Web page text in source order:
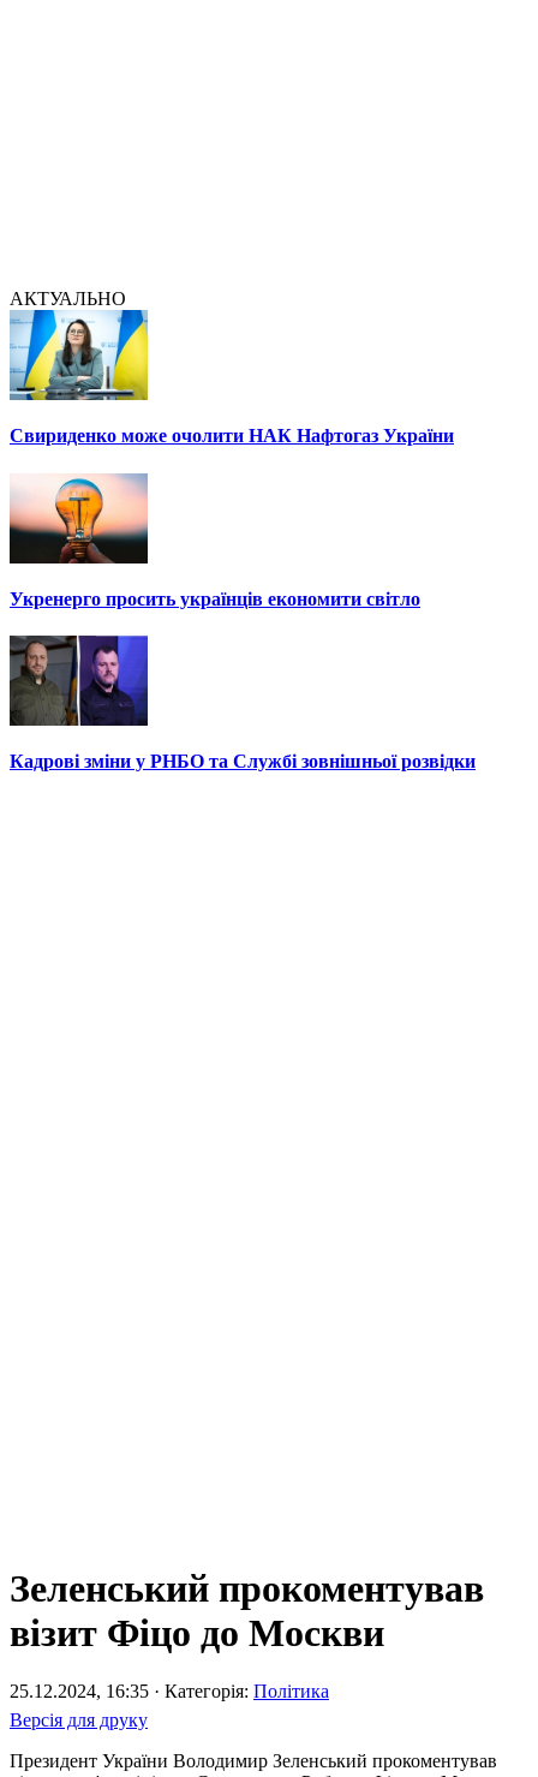
АКТУАЛЬНО
Свириденко може очолити НАК Нафтогаз України
Укренерго просить українців економити світло
Кадрові зміни у РНБО та Службі зовнішньої розвідки
Зеленський прокоментував
візит Фіцо до Москви
25.12.2024, 16:35 · Категорія: Політика
Версія для друку
Президент України Володимир Зеленський прокоментував